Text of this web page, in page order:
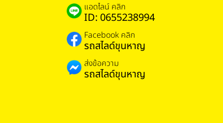
แอดไลน์ คลิก
ID: 0655238994
Facebook คลิก
รถสไลด์ขุนหาญ
ส่งข้อความ
รถสไลด์ขุนหาญ